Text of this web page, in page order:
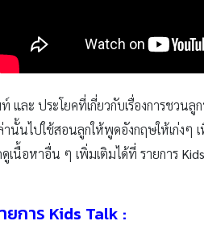
และ ประโยคที่เกี่ยวกับเรื่องการช
นั้นไปใช้สอนลูกให้พูดอังกฤษให้เก่งๆ
นื้อหาอื่น ๆ เพิ่มเติมได้ที่ รายการ
การ Kids Talk :